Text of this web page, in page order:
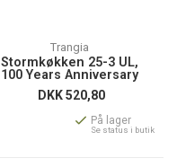
Trangia
Stormkøkken 25-3 UL,
100 Years Anniversary
DKK520,80
På lager
Se status i butik